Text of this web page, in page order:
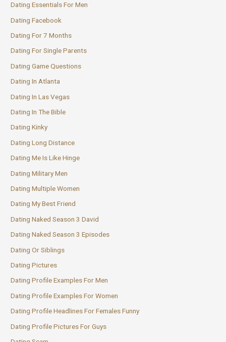
Dating Essentials For Men
Dating Facebook
Dating For 7 Months
Dating For Single Parents
Dating Game Questions
Dating In Atlanta
Dating In Las Vegas
Dating In The Bible
Dating Kinky
Dating Long Distance
Dating Me Is Like Hinge
Dating Military Men
Dating Multiple Women
Dating My Best Friend
Dating Naked Season 3 David
Dating Naked Season 3 Episodes
Dating Or Siblings
Dating Pictures
Dating Profile Examples For Men
Dating Profile Examples For Women
Dating Profile Headlines For Females Funny
Dating Profile Pictures For Guys